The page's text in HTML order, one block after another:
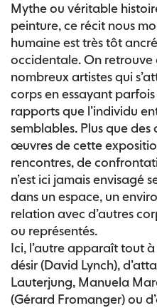
Mythe ou véritable
peinture, ce récit nous
humaine est très tôt
occidentale. On retrouve
nombreux artistes qui
corps en essayant
rapports que l’individu
semblables. Plus que des
œuvres de cette
rencontres, de
n’est ici jamais envisagé
dans un espace, un
relation avec d’autres
ou représentés.
Ici, l’autre apparaît tout
désir (David Lynch),
Lauterjung, Manuela
(Gérard Fromanger) ou